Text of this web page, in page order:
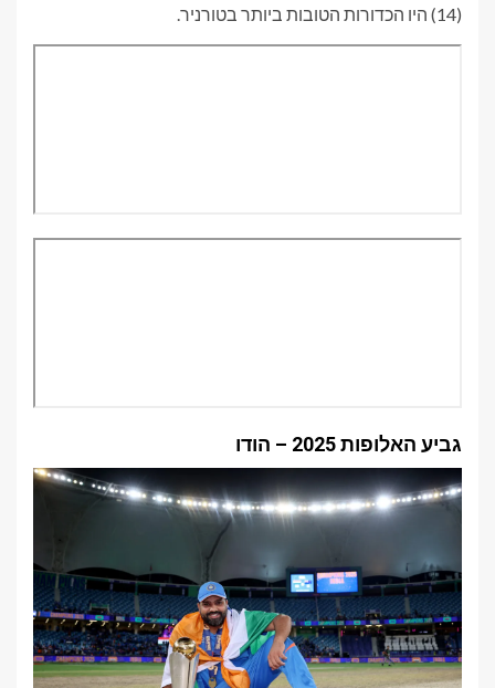
(14) היו הכדורות הטובות ביותר בטורניר.
גביע האלופות 2025 – הודו